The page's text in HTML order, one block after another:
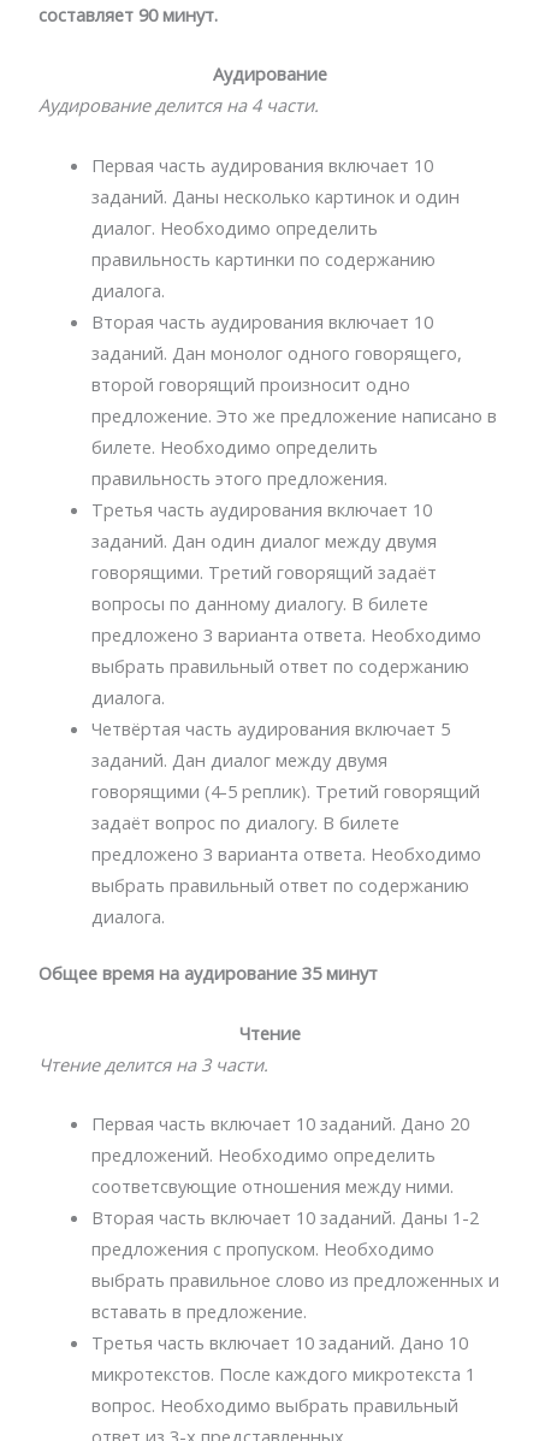
составляет 90 минут.
Аудирование
Аудирование делится на 4 части.
Первая часть аудирования включает 10
заданий. Даны несколько картинок и один
диалог. Необходимо определить
правильность картинки по содержанию
диалога.
Вторая часть аудирования включает 10
заданий. Дан монолог одного говорящего,
второй говорящий произносит одно
предложение. Это же предложение написано в
билете. Необходимо определить
правильность этого предложения.
Третья часть аудирования включает 10
заданий. Дан один диалог между двумя
говорящими. Третий говорящий задаёт
вопросы по данному диалогу. В билете
предложено 3 варианта ответа. Необходимо
выбрать правильный ответ по содержанию
диалога.
Четвёртая часть аудирования включает 5
заданий. Дан диалог между двумя
говорящими (4-5 реплик). Третий говорящий
задаёт вопрос по диалогу. В билете
предложено 3 варианта ответа. Необходимо
выбрать правильный ответ по содержанию
диалога.
Общее время на аудирование 35 минут
Чтение
Чтение делится на 3 части.
Первая часть включает 10 заданий. Дано 20
предложений. Необходимо определить
соответсвующие отношения между ними.
Вторая часть включает 10 заданий. Даны 1-2
предложения с пропуском. Необходимо
выбрать правильное слово из предложенных и
вставать в предложение.
Третья часть включает 10 заданий. Дано 10
микротекстов. После каждого микротекста 1
вопрос. Необходимо выбрать правильный